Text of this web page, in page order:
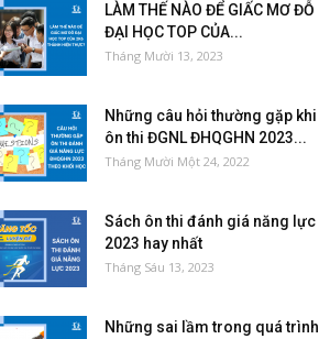
LÀM THẾ NÀO ĐỂ GIẤC MƠ ĐỖ
ĐẠI HỌC TOP CỦA...
Tháng Mười 13, 2023
Những câu hỏi thường gặp khi
ôn thi ĐGNL ĐHQGHN 2023...
Tháng Mười Một 24, 2022
Sách ôn thi đánh giá năng lực
2023 hay nhất
Tháng Sáu 13, 2023
Những sai lầm trong quá trình